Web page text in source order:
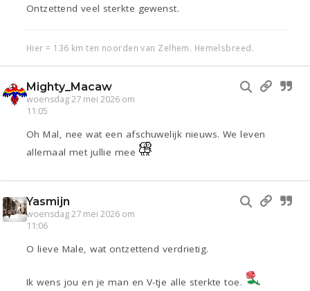
Ontzettend veel sterkte gewenst.
Hier = 136 km ten noorden van Zelhem. Hemelsbreed.
Mighty_Macaw
woensdag 27 mei 2026 om
11:05
Oh Mal, nee wat een afschuwelijk nieuws. We leven
allemaal met jullie mee
Yasmijn
woensdag 27 mei 2026 om
11:06
O lieve Male, wat ontzettend verdrietig.
Ik wens jou en je man en V-tje alle sterkte toe.